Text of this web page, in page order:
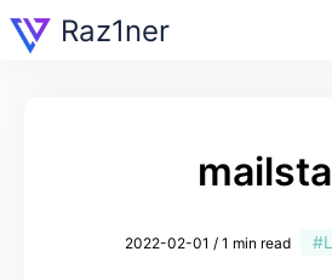
Raz1ner
2022-02-01 / 1 min read